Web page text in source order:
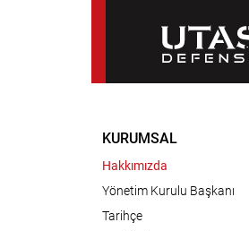
KURUMSAL
Hakkımızda
Yönetim Kurulu Başkanı
Tarihçe